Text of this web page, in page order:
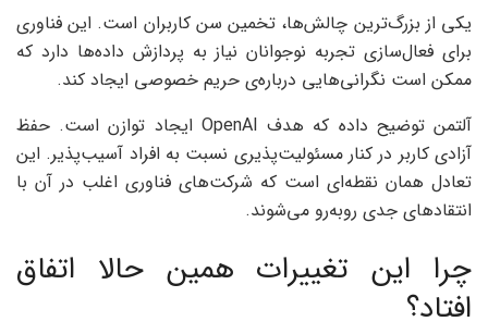
یکی از بزرگ‌ترین چالش‌ها، تخمین سن کاربران است. این فناوری
برای فعال‌سازی تجربه نوجوانان نیاز به پردازش داده‌ها دارد که
ممکن است نگرانی‌هایی درباره‌ی حریم خصوصی ایجاد کند.
آلتمن توضیح داده که هدف OpenAI ایجاد توازن است. حفظ
آزادی کاربر در کنار مسئولیت‌پذیری نسبت به افراد آسیب‌پذیر. این
تعادل همان نقطه‌ای است که شرکت‌های فناوری اغلب در آن با
انتقادهای جدی روبه‌رو می‌شوند.
چرا این تغییرات همین حالا اتفاق
افتاد؟